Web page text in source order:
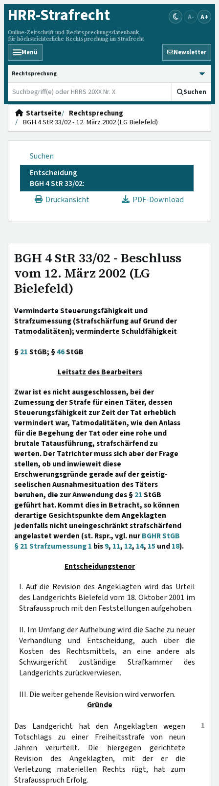
HRR-Strafrecht
Online-Zeitschrift und Rechtsprechungsdatenbank
für höchstrichterliche Rechtsprechung im Strafrecht
A- A+
Menü Newsletter
HRRS durchsuchen
Suchen
Startseite
Rechtsprechung
BGH 4 StR 33/02 - 12. März 2002 (LG Bielefeld)
Suchen
Entscheidung
BGH 4 StR 33/02:
Druckansicht
PDF-Download
BGH 4 StR 33/02 - Beschluss
vom 12. März 2002 (LG
Bielefeld)
Verminderte Steuerungsfähigkeit und
Strafzumessung (Strafschärfung auf Grund der
Tatmodalitäten); verminderte Schuldfähigkeit
§21StGB; §46StGB
Leitsatz des Bearbeiters
Zwar ist es nicht ausgeschlossen, bei der
Zumessung der Strafe für einen Täter, dessen
Steuerungsfähigkeit zur Zeit der Tat erheblich
vermindert war, Tatmodalitäten, wie den Anlass
für die Begehung der Tat oder eine rohe und
brutale Tatausführung, strafschärfend zu
werten. Der Tatrichter muss sich aber der Frage
stellen, ob und inwieweit diese
Erschwerungsgründe gerade auf der geistig-
seelischen Ausnahmesituation des Täters
beruhen, die zur Anwendung des §21StGB
geführt hat. Kommt dies in Betracht, so können
derartige Gesichtspunkte dem Angeklagten
jedenfalls nicht uneingeschränkt strafschärfend
angelastet werden (st. Rspr., vgl. nurBGHR StGB
§ 21 Strafzumessung 1 bis9, 11, 12, 14, 15 und18).
Entscheidungstenor
I. Auf die Revision des Angeklagten wird das Urteil
des Landgerichts Bielefeld vom 18. Oktober 2001 im
Strafausspruch mit den Feststellungen aufgehoben.
II. Im Umfang der Aufhebung wird die Sache zu neuer
Verhandlung und Entscheidung, auch über die
Kosten des Rechtsmittels, an eine andere als
Schwurgericht zuständige Strafkammer des
Landgerichts zurückverwiesen.
III. Die weiter gehende Revision wird verworfen.
Gründe
1
Das Landgericht hat den Angeklagten wegen
Totschlags zu einer Freiheitsstrafe von neun
Jahren verurteilt. Die hiergegen gerichtete
Revision des Angeklagten, mit der er die
Verletzung materiellen Rechts rügt, hat zum
Strafausspruch Erfolg.